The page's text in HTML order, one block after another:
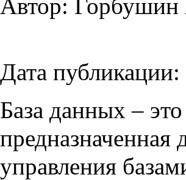
Автор: Горбушин
Дата
База данных –
управления